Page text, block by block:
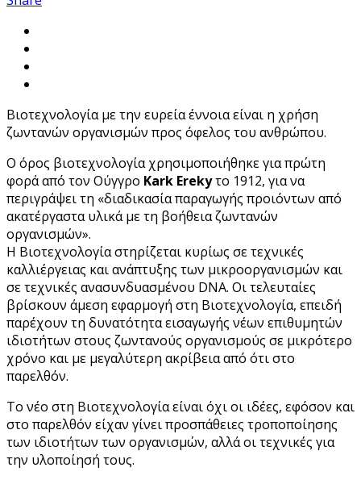
Βιοτεχνολογία με την ευρεία έννοια είναι η χρήση
ζωντανών οργανισμών προς όφελος του ανθρώπου.
Ο όρος βιοτεχνολογία χρησιμοποιήθηκε για πρώτη
φορά από τον Ούγγρο Kark Erekyτο 1912, για να
περιγράψει τη «διαδικασία παραγωγής προιόντων από
ακατέργαστα υλικά με τη βοήθεια ζωντανών
οργανισμών».
Η Βιοτεχνολογία στηρίζεται κυρίως σε τεχνικές
καλλιέργειας και ανάπτυξης των μικροοργανισμών και
σε τεχνικές ανασυνδυασμένου DNA. Οι τελευταίες
βρίσκουν άμεση εφαρμογή στη Βιοτεχνολογία, επειδή
παρέχουν τη δυνατότητα εισαγωγής νέων επιθυμητών
ιδιοτήτων στους ζωντανούς οργανισμούς σε μικρότερο
χρόνο και με μεγαλύτερη ακρίβεια από ότι στο
παρελθόν.
Το νέο στη Βιοτεχνολογία είναι όχι οι ιδέες, εφόσον και
στο παρελθόν είχαν γίνει προσπάθειες τροποποίησης
των ιδιοτήτων των οργανισμών, αλλά οι τεχνικές για
την υλοποίησή τους.